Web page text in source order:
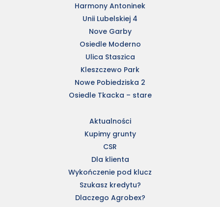
Harmony Antoninek
Unii Lubelskiej 4
Nove Garby
Osiedle Moderno
Ulica Staszica
Kleszczewo Park
Nowe Pobiedziska 2
Osiedle Tkacka – stare
Aktualności
Kupimy grunty
CSR
Dla klienta
Wykończenie pod klucz
Szukasz kredytu?
Dlaczego Agrobex?